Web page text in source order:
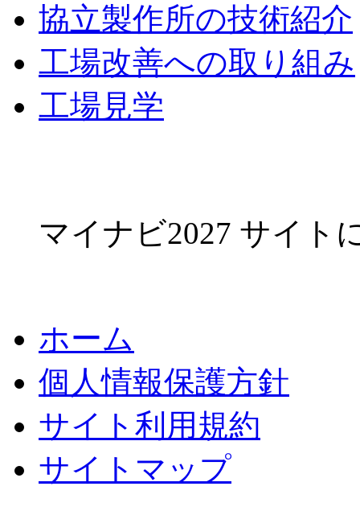
協立製作所の技術紹介
工場改善への取り組み
工場見学
マイナビ2027 サイト
ホーム
個人情報保護方針
サイト利用規約
サイトマップ